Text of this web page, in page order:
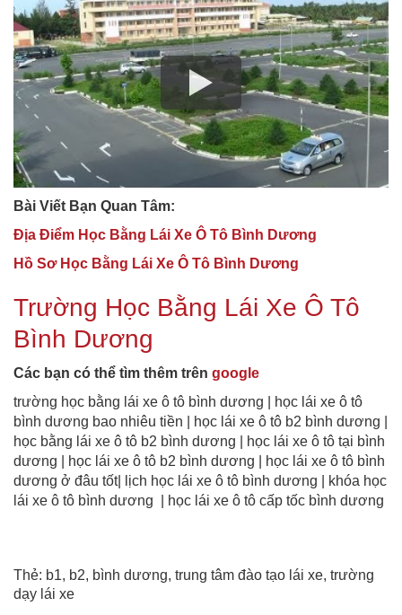
Bài Viết Bạn Quan Tâm:
Địa Điểm Học Bằng Lái Xe Ô Tô Bình Dương
Hồ Sơ Học Bằng Lái Xe Ô Tô Bình Dương
Trường Học Bằng Lái Xe Ô Tô
Bình Dương
Các bạn có thể tìm thêm trên google
trường học bằng lái xe ô tô bình dương | học lái xe ô tô
bình dương bao nhiêu tiền | học lái xe ô tô b2 bình dương |
học bằng lái xe ô tô b2 bình dương | học lái xe ô tô tại bình
dương | học lái xe ô tô b2 bình dương | học lái xe ô tô bình
dương ở đâu tốt| lịch học lái xe ô tô bình dương | khóa học
lái xe ô tô bình dương | học lái xe ô tô cấp tốc bình dương
Thẻ: b1, b2, bình dương, trung tâm đào tạo lái xe, trường
dạy lái xe